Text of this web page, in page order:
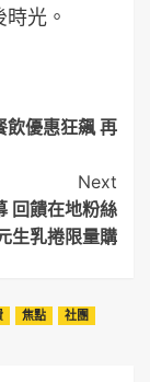
光。
飲優惠狂飆 再
Next
回饋在地粉絲
生乳捲限量購
焦點
社團